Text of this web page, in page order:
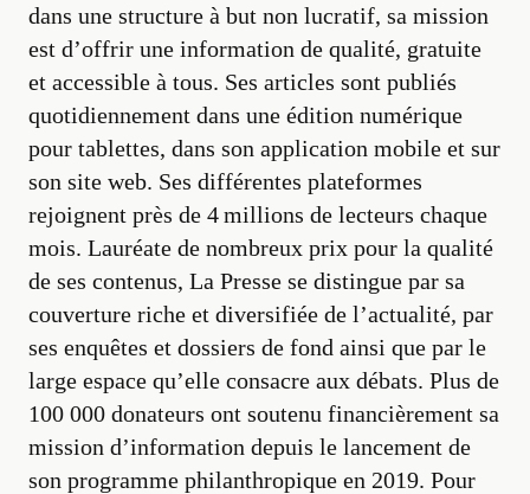
dans une structure à but non lucratif, sa mission
est d’offrir une information de qualité, gratuite
et accessible à tous. Ses articles sont publiés
quotidiennement dans une édition numérique
pour tablettes, dans son application mobile et sur
son site web. Ses différentes plateformes
rejoignent près de 4 millions de lecteurs chaque
mois. Lauréate de nombreux prix pour la qualité
de ses contenus, La Presse se distingue par sa
couverture riche et diversifiée de l’actualité, par
ses enquêtes et dossiers de fond ainsi que par le
large espace qu’elle consacre aux débats. Plus de
100 000 donateurs ont soutenu financièrement sa
mission d’information depuis le lancement de
son programme philanthropique en 2019. Pour